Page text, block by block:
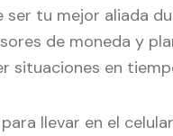
tu mejor aliada
de moneda y
situaciones en
llevar en el